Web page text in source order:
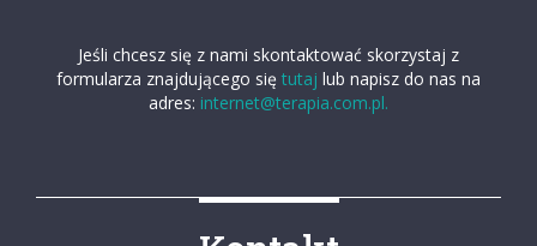
Jeśli chcesz się z nami skontaktować skorzystaj z
formularza znajdującego się tutaj lub napisz do nas na
adres: internet@terapia.com.pl.